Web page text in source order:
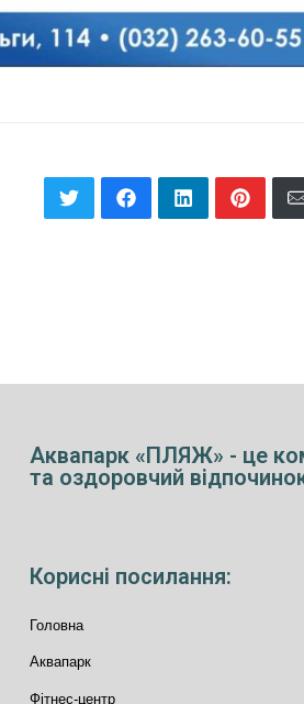
Аквапарк «ПЛЯЖ» - це
та оздоровчий
Корисні посилання:
Головна
Аквапарк
Фітнес-центр